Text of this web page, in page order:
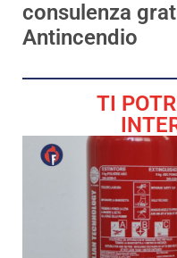
consulenza
Antincendio
TI